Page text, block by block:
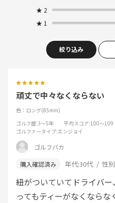
★ 2
★ 1
絞り込み
頑丈で中々なくならない
色：ロング(85mm)
ゴルフ歴:3～5年 平均スコア:100～109
ゴルファータイプ:エンジョイ
ゴルフバカ
年代:30代 性
紐がついていてドライバ
ってもティーがなくなら